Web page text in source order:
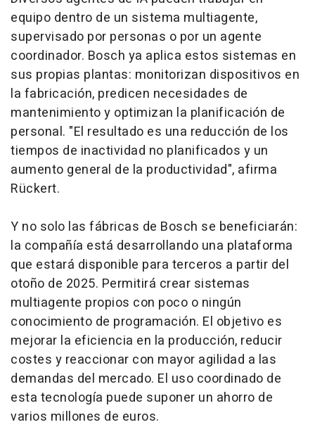
equipo dentro de un sistema multiagente,
supervisado por personas o por un agente
coordinador. Bosch ya aplica estos sistemas en
sus propias plantas: monitorizan dispositivos en
la fabricación, predicen necesidades de
mantenimiento y optimizan la planificación de
personal. "El resultado es una reducción de los
tiempos de inactividad no planificados y un
aumento general de la productividad", afirma
Rückert.
Y no solo las fábricas de Bosch se beneficiarán:
la compañía está desarrollando una plataforma
que estará disponible para terceros a partir del
otoño de 2025. Permitirá crear sistemas
multiagente propios con poco o ningún
conocimiento de programación. El objetivo es
mejorar la eficiencia en la producción, reducir
costes y reaccionar con mayor agilidad a las
demandas del mercado. El uso coordinado de
esta tecnología puede suponer un ahorro de
varios millones de euros.